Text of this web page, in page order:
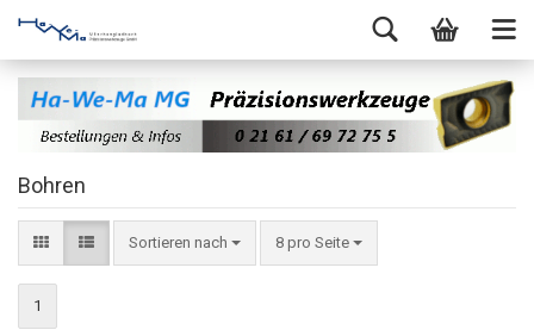
Bohren
Sortieren nach 8 pro Seite
1